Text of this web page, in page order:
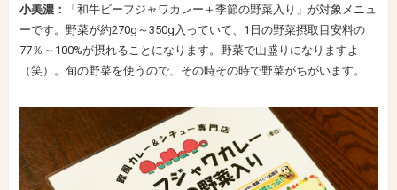
小美濃：
「和牛ビーフジャワカレー＋季節の野菜入り」が対象メニュ
ーです。野菜が約270g～350g入っていて、1日の野菜摂取目安料の
77％～100%が摂れることになります。野菜で山盛りになりますよ
（笑）。旬の野菜を使うので、その時その時で野菜がちがいます。